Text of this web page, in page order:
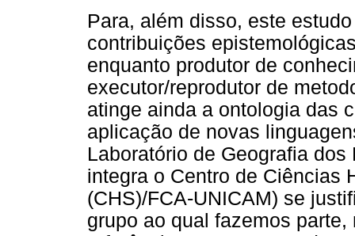
Para, além disso, este
contribuições
enquanto produtor de
executor/reprodutor de
atinge ainda a ontologia das
aplicação de novas
Laboratório de Geografia
integra o Centro de Ciências
(CHS)/FCA-UNICAM) se
grupo ao qual fazemos